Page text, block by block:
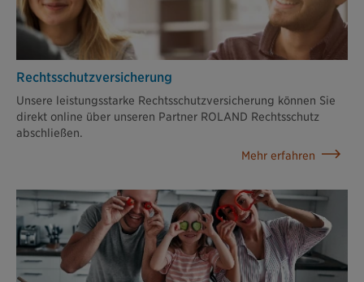
Rechtsschutz­versicherung
Unsere leistungsstarke Rechtsschutzversicherung können Sie
direkt online über unseren Partner ROLAND Rechtsschutz
abschließen.
Mehr erfahren